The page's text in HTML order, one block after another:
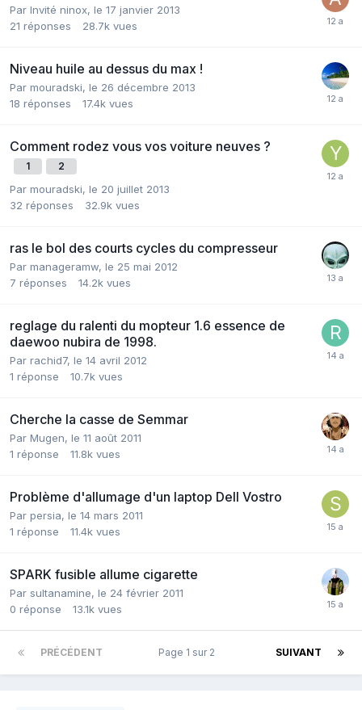
Par Invité ninox, le 17 janvier 2013
21 réponses 28.7k vues
Niveau huile au dessus du max !
Par mouradski, le 26 décembre 2013
18 réponses 17.4k vues
Comment rodez vous vos voiture neuves ?
1 2
Par mouradski, le 20 juillet 2013
32 réponses 32.9k vues
ras le bol des courts cycles du compresseur
Par manageramw, le 25 mai 2012
7 réponses 14.2k vues
reglage du ralenti du mopteur 1.6 essence de
daewoo nubira de 1998.
Par rachid7, le 14 avril 2012
1 réponse 10.7k vues
Cherche la casse de Semmar
Par Mugen, le 11 août 2011
1 réponse 11.8k vues
Problème d'allumage d'un laptop Dell Vostro
Par persia, le 14 mars 2011
1 réponse 11.4k vues
SPARK fusible allume cigarette
Par sultanamine, le 24 février 2011
0 réponse 13.1k vues
PRÉCÉDENT SUIVANT
Page 1 sur 2